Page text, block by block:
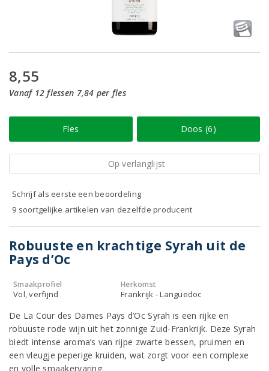
8,55
Vanaf 12 flessen 7,84 per fles
Fles Doos (6)
Op verlanglijst
Schrijf als eerste een beoordeling
9 soortgelijke artikelen van dezelfde producent
Robuuste en krachtige Syrah uit de
Pays d’Oc
Smaakprofiel
Vol, verfijnd
Herkomst
Frankrijk - Languedoc
De La Cour des Dames Pays d’Oc Syrah is een rijke en
robuuste rode wijn uit het zonnige Zuid-Frankrijk. Deze Syrah
biedt intense aroma’s van rijpe zwarte bessen, pruimen en
een vleugje peperige kruiden, wat zorgt voor een complexe
en volle smaakervaring.